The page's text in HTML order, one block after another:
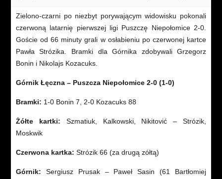
Zielono-czarni po niezbyt porywającym widowisku pokonali
czerwoną latarnię pierwszej ligi Puszczę Niepołomice 2-0.
Goście od 66 minuty grali w osłabieniu po czerwonej kartce
Pawła Strózika. Bramki dla Górnika zdobywali Grzegorz
Bonin i Nikolajs Kozacuks.
Górnik Łęczna – Puszcza Niepołomice 2-0 (1-0)
Bramki: 1-0 Bonin 7, 2-0 Kozacuks 88
Żółte kartki: Szmatiuk, Kalkowski, Nikitović – Strózik,
Moskwik
Czerwona kartka: Strózik 66 (za drugą zółtą)
Górnik: Sergiusz Prusak – Paweł Sasin (61 Bartłomiej